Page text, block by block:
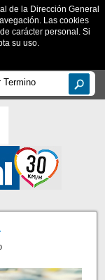
de la Dirección General
Las cookies
carácter personal. Si
su uso.